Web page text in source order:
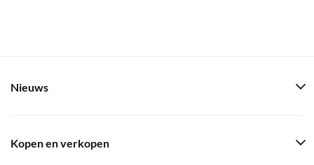
Nieuws
Kopen en verkopen